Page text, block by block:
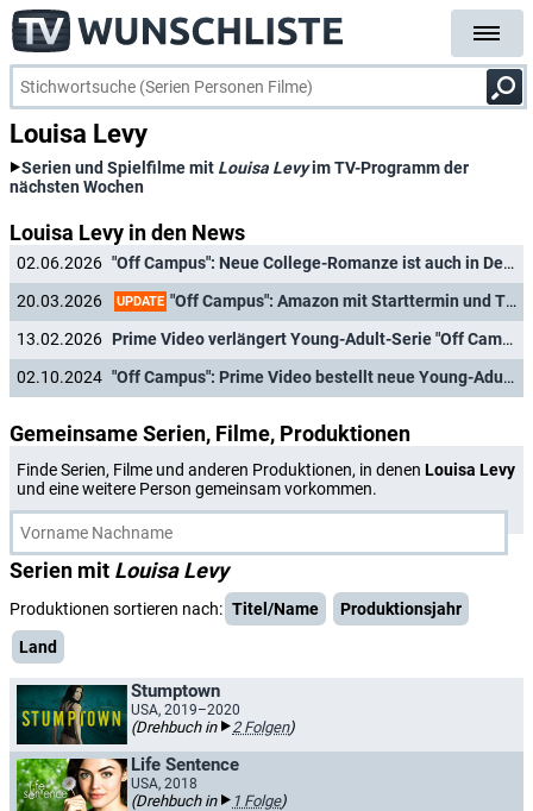
Louisa Levy
Serien und Spielfilme mit Louisa Levyim TV-Programm der
nächsten Wochen
Louisa Levy in den News
02.06.2026
"Off Campus": Neue College-Romanze ist auch in Deutschland ein großer Serien-Hit
20.03.2026
UPDATE "Off Campus": Amazon mit Starttermin und Trailer zur neuen Young-Adult-Serie
13.02.2026
Prime Video verlängert Young-Adult-Serie "Off Campus" noch vor dem Start
02.10.2024
"Off Campus": Prime Video bestellt neue Young-Adult-Serie nach Elle-Kennedy-Bestsellern
Gemeinsame Serien, Filme, Produktionen
Finde Serien, Filme und anderen Produktionen, in denen Louisa Levy
und eine weitere Person gemeinsam vorkommen.
Serien mit Louisa Levy
Produktionen sortieren nach: Titel/Name
Produktionsjahr
Land
Stumptown
USA, 2019–2020
(Drehbuch in 2 Folgen)
Life Sentence
USA, 2018
(Drehbuch in 1 Folge)